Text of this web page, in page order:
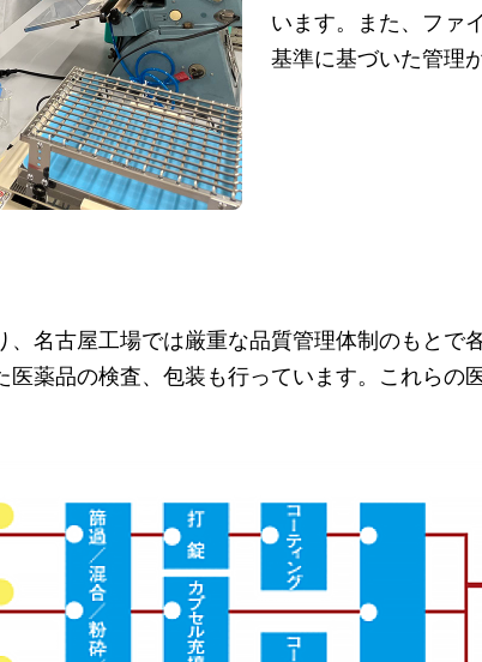
います。また、ファ
基準に基づいた管理
名古屋工場では厳重な品質管理体制のもとで
薬品の検査、包装も行っています。これらの